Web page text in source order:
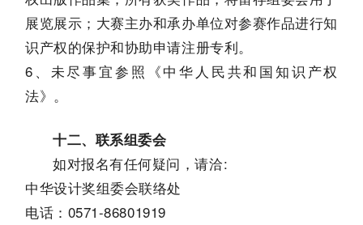
展览展示；大赛主办和承办单位对参赛作品进行知
识产权的保护和协助申请注册专利。
6、未尽事宜参照《中华人民共和国知识产权
法》。
十二、联系组委会
如对报名有任何疑问，请洽:
中华设计奖组委会联络处
电话：0571-86801919